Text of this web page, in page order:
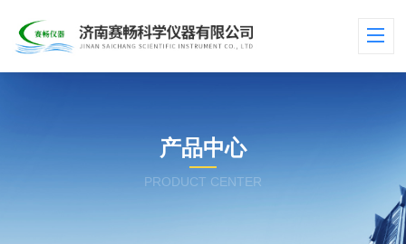
产品中心
PRODUCT CENTER